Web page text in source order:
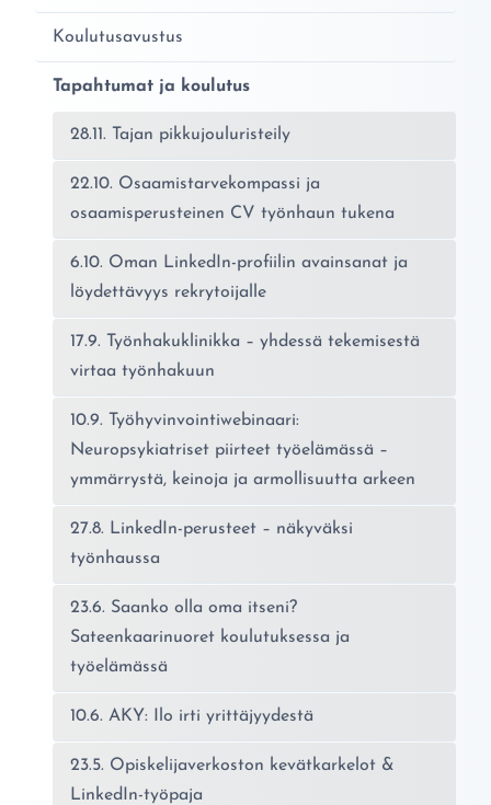
Koulutusavustus
Tapahtumat ja koulutus
28.11. Tajan pikkujouluristeily
22.10. Osaamistarvekompassi ja
osaamisperusteinen CV työnhaun tukena
6.10. Oman LinkedIn-profiilin avainsanat ja
löydettävyys rekrytoijalle
17.9. Työnhakuklinikka – yhdessä tekemisestä
virtaa työnhakuun
10.9. Työhyvinvointiwebinaari:
Neuropsykiatriset piirteet työelämässä –
ymmärrystä, keinoja ja armollisuutta arkeen
27.8. LinkedIn-perusteet – näkyväksi
työnhaussa
23.6. Saanko olla oma itseni?
Sateenkaarinuoret koulutuksessa ja
työelämässä
10.6. AKY: Ilo irti yrittäjyydestä
23.5. Opiskelijaverkoston kevätkarkelot &
LinkedIn-työpaja